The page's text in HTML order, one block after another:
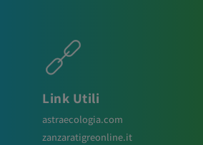
Link Utili
astraecologia.com
zanzaratigreonline.it